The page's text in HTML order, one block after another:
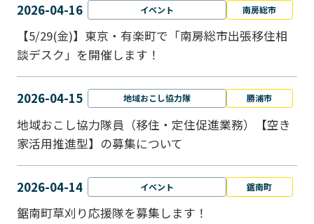
2026-04-16 イベント 南房総市
【5/29(金)】東京・有楽町で「南房総市出張移住相
談デスク」を開催します！
2026-04-15 地域おこし協力隊 勝浦市
地域おこし協力隊員（移住・定住促進業務）【空き
家活用推進型】の募集について
2026-04-14 イベント 鋸南町
鋸南町草刈り応援隊を募集します！